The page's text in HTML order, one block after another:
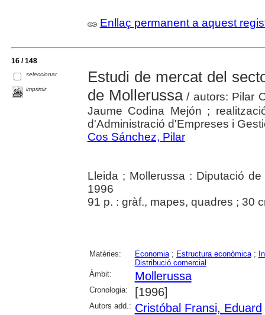
Enllaç permanent a aquest
16 / 148
seleccionar
imprimir
Estudi de mercat del
de Mollerussa/ autors: Pilar
Jaume Codina Mejón ;
d'Administració d'Empreses i
Cos Sánchez, Pilar
Lleida ; Mollerussa : Diputació
1996
91 p. : gràf., mapes, quadres ; 30
Matèries: Economia; Estructura econòmica;
Distribució comercial
Àmbit:
Mollerussa
Cronologia: [1996]
Autors add.: Cristóbal Fransi, Eduard